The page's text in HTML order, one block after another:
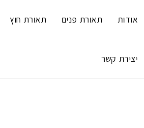
אודות תאורת פנים תאורת חוץ
יצירת קשר